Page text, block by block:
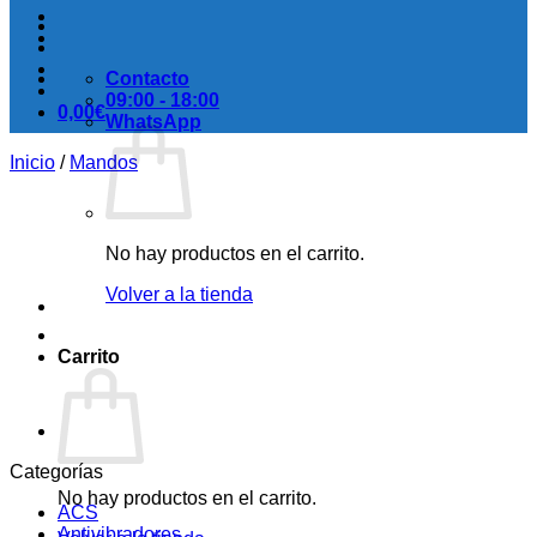
0,00€
No hay productos en el carrito.
Volver a la tienda
Carrito
No hay productos en el carrito.
Contacto
09:00 - 18:00
WhatsApp
Inicio / Mandos
Categorías
ACS